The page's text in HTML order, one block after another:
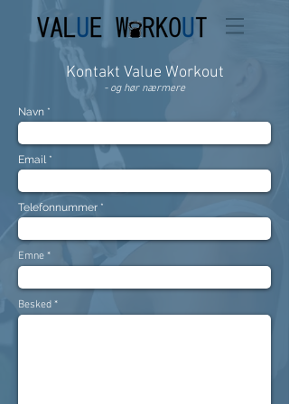
Kontakt Value Workout
- og hør nærmere
Navn
Email
Telefonnummer
Emne
Besked